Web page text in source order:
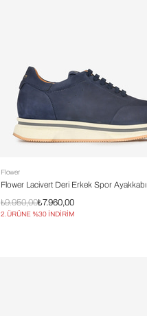
Flower
Flower Lacivert Deri Erkek Spor Ayakkabı
₺7.960,00
₺9.950,00
2.ÜRÜNE %30 İNDİRİM